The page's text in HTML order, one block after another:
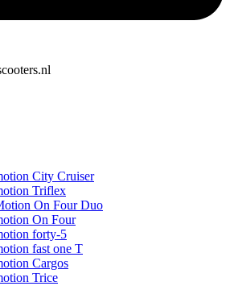
City Cruiser
Triflex
On Four Duo
On Four
forty-5
fast one T
Cargos
Trice